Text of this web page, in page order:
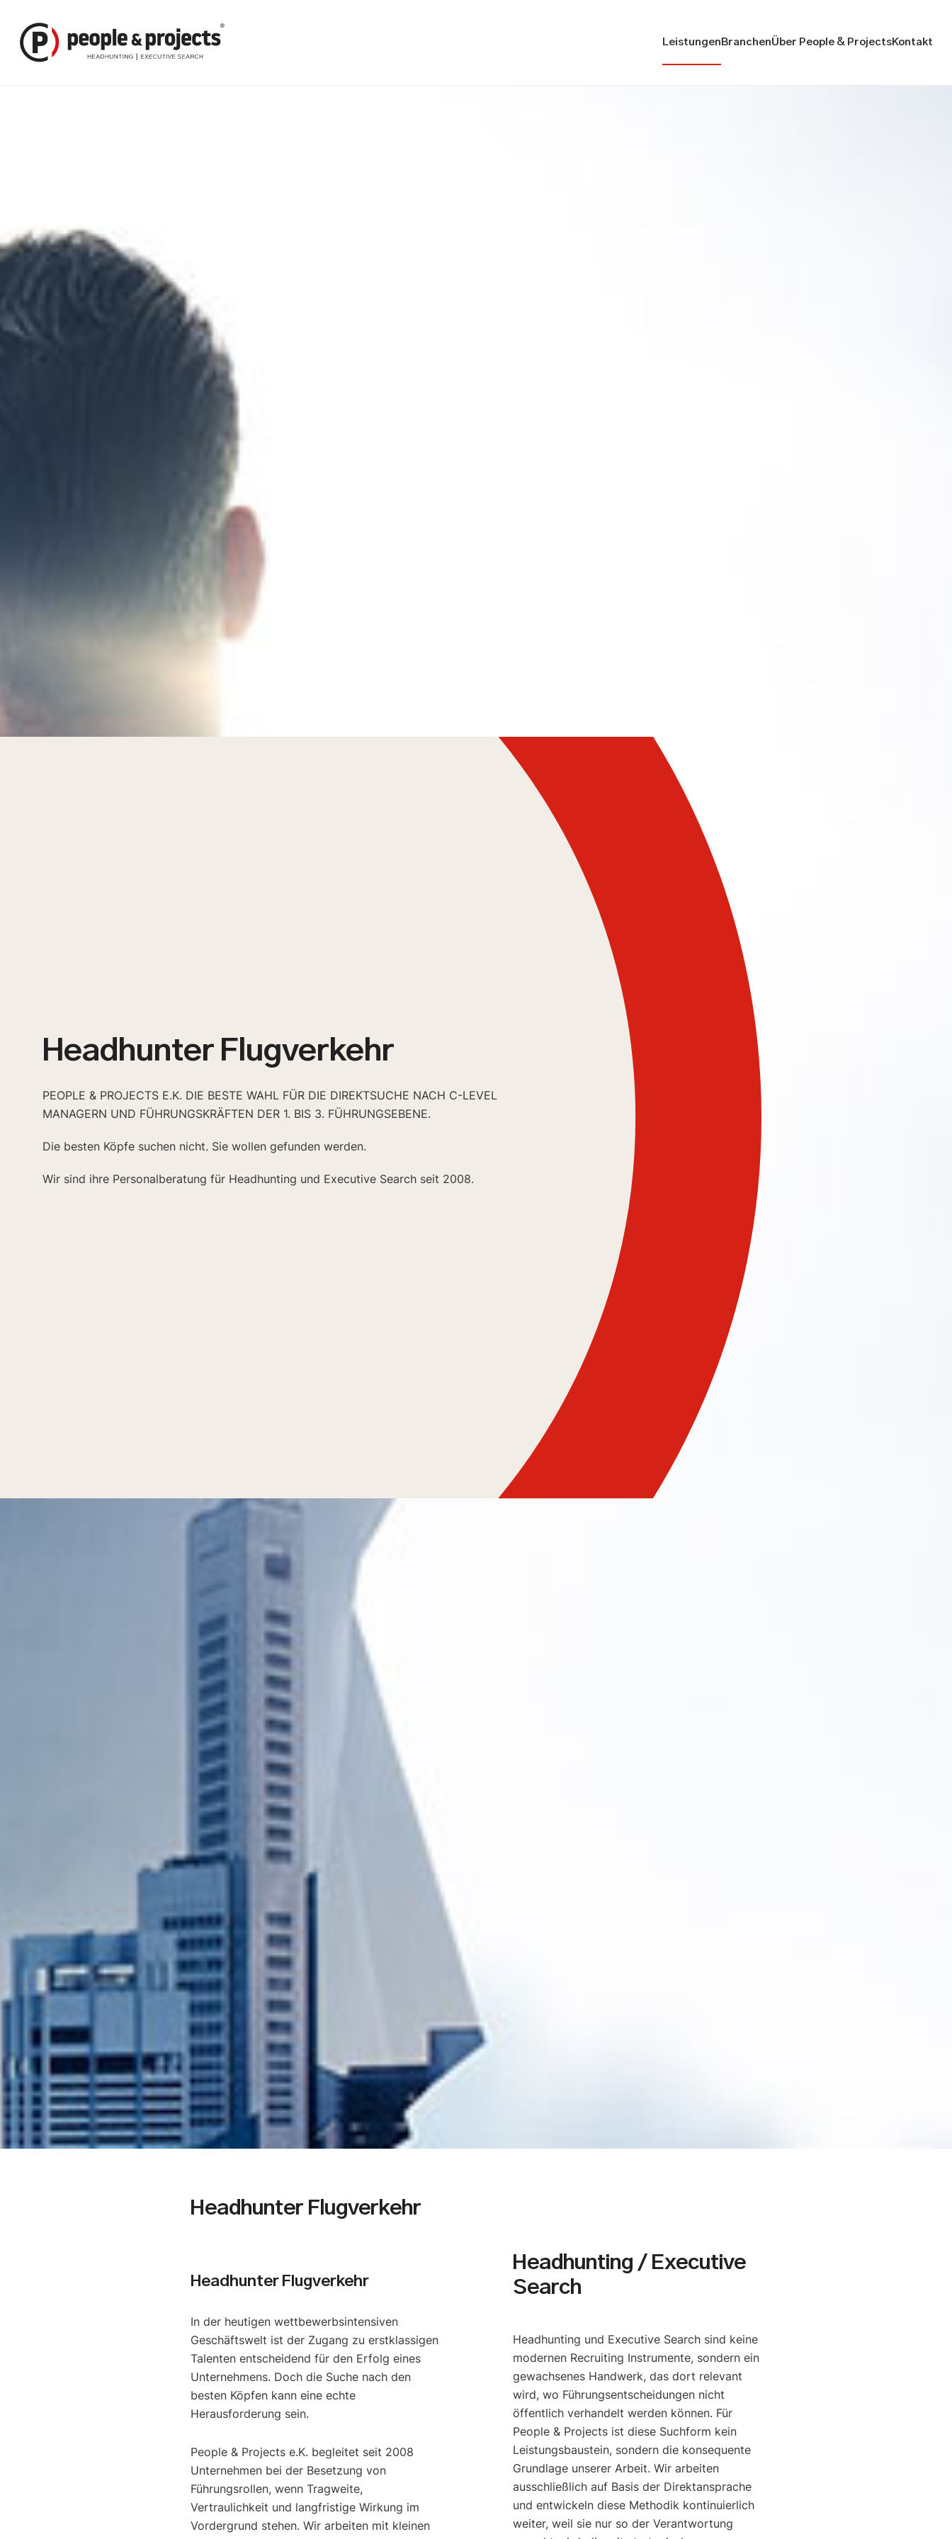
Leistungen BranchenÜber People & Projects Kontakt
Headhunter Flugverkehr
PEOPLE & PROJECTS E.K. DIE BESTE WAHL FÜR DIE DIREKTSUCHE NACH C-LEVEL
MANAGERN UND FÜHRUNGSKRÄFTEN DER 1. BIS 3. FÜHRUNGSEBENE.
Die besten Köpfe suchen nicht. Sie wollen gefunden werden.
Wir sind ihre Personalberatung für Headhunting und Executive Search seit 2008.
Headhunter Flugverkehr
Headhunter Flugverkehr
In der heutigen wettbewerbsintensiven
Geschäftswelt ist der Zugang zu erstklassigen
Talenten entscheidend für den Erfolg eines
Unternehmens. Doch die Suche nach den
besten Köpfen kann eine echte
Herausforderung sein.
People & Projects e.K. begleitet seit 2008
Unternehmen bei der Besetzung von
Führungsrollen, wenn Tragweite,
Vertraulichkeit und langfristige Wirkung im
Vordergrund stehen. Wir arbeiten mit kleinen
Headhunting / Executive
Search
Headhunting und Executive Search sind keine
modernen Recruiting Instrumente, sondern ein
gewachsenes Handwerk, das dort relevant
wird, wo Führungsentscheidungen nicht
öffentlich verhandelt werden können. Für
People & Projects ist diese Suchform kein
Leistungsbaustein, sondern die konsequente
Grundlage unserer Arbeit. Wir arbeiten
ausschließlich auf Basis der Direktansprache
und entwickeln diese Methodik kontinuierlich
weiter, weil sie nur so der Verantwortung